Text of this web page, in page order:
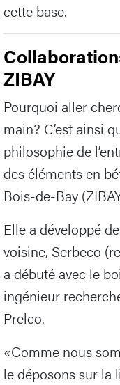
cette base.
ZIBAY
Pourquoi aller
main? C’est ainsi
philosophie de
des éléments en
Bois-de-Bay
Elle a développé
voisine, Serbeco
a débuté avec le
ingénieur
Prelco.
«Comme nous
le déposons sur la